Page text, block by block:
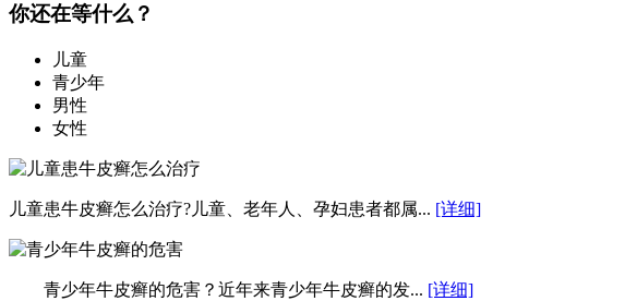
你还在等什么？
儿童
青少年
男性
女性
儿童患牛皮癣怎么治疗?儿童、老年人、孕妇患者都属... [详细]
青少年牛皮癣的危害？近年来青少年牛皮癣的发... [详细]